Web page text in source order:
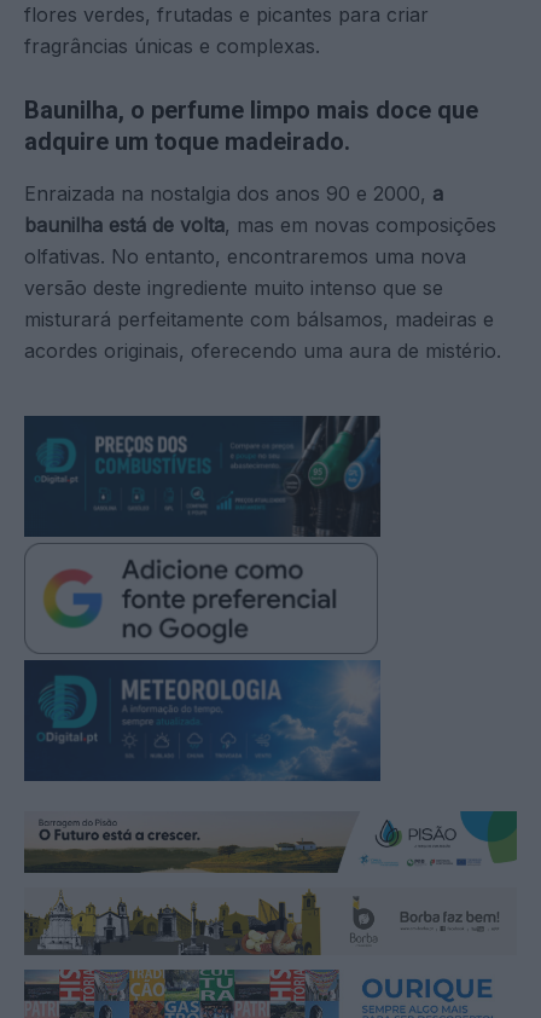
flores verdes, frutadas e picantes para criar
fragrâncias únicas e complexas.
Baunilha, o perfume limpo mais doce que
adquire um toque madeirado.
Enraizada na nostalgia dos anos 90 e 2000, a
baunilha está de volta, mas em novas composições
olfativas. No entanto, encontraremos uma nova
versão deste ingrediente muito intenso que se
misturará perfeitamente com bálsamos, madeiras e
acordes originais, oferecendo uma aura de mistério.